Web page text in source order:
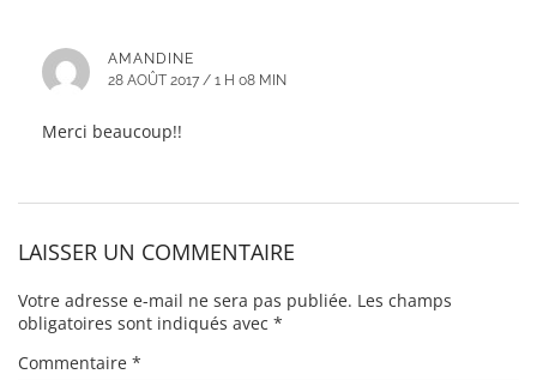
AMANDINE
28 AOÛT 2017 / 1 H 08 MIN
Merci beaucoup!!
LAISSER UN COMMENTAIRE
Votre adresse e-mail ne sera pas publiée. Les champs
obligatoires sont indiqués avec *
Commentaire *